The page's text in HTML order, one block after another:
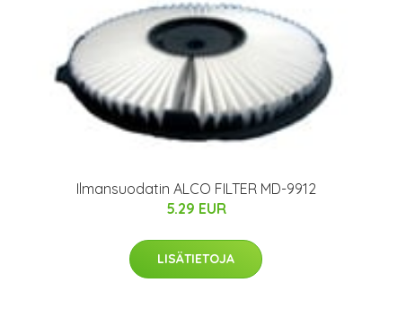
Ilmansuodatin ALCO FILTER MD-9912
5.29 EUR
LISÄTIETOJA